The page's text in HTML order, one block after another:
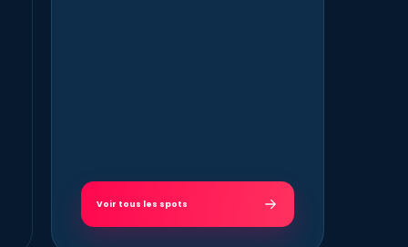
Voir tous les spots